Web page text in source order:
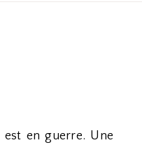
est en guerre. Une